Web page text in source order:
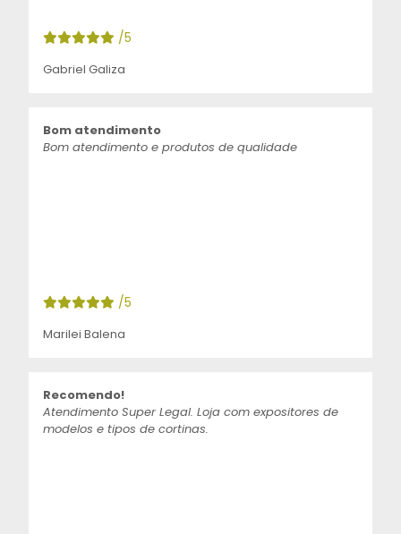
/5
Gabriel Galiza
Bom atendimento
Bom atendimento e produtos de qualidade
/5
Marilei Balena
Recomendo!
Atendimento Super Legal. Loja com expositores de
modelos e tipos de cortinas.